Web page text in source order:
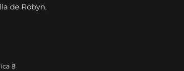
de Robyn,
8